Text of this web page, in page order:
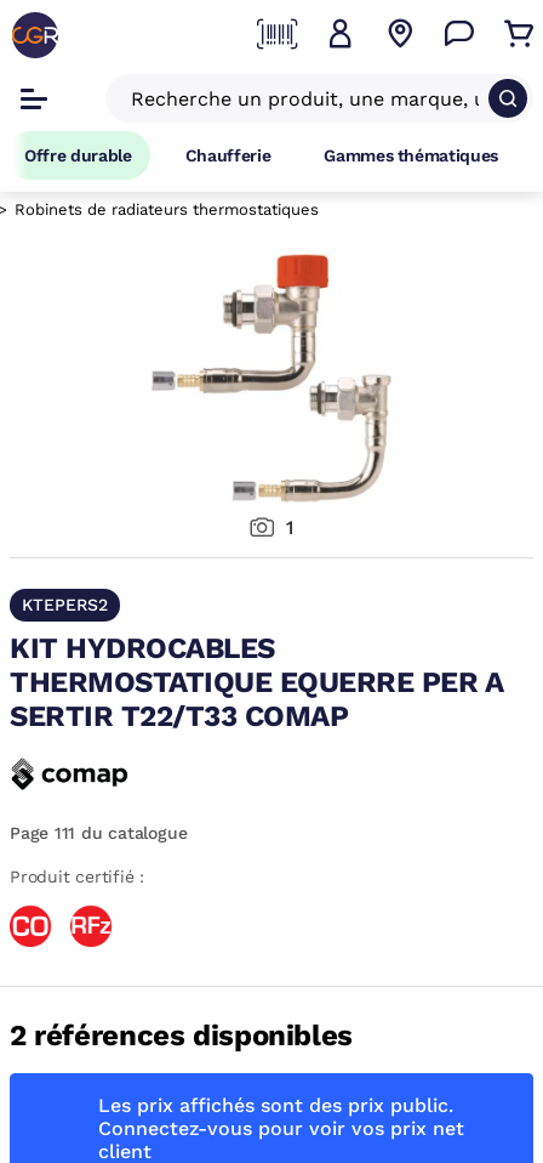
Offre durable Chaufferie Gammes thématiques
Robinets de radiateurs thermostatiques
1
KTEPERS2
KIT HYDROCABLES
THERMOSTATIQUE EQUERRE PER A
SERTIR T22/T33 COMAP
Page 111 du catalogue
Produit certifié :
2 références disponibles
Les prix affichés sont des prix public.
Connectez-vous pour voir vos prix net
client